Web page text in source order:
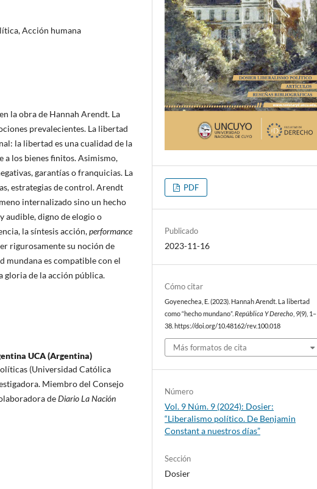
Acción humana
la obra de Hannah Arendt. La
prevalecientes. La libertad
la libertad es una cualidad de la
a los bienes finitos. Asimismo,
garantías o franquicias. La
estrategias de control. Arendt
internalizado sino un hecho
audible, digno de elogio o
la síntesis acción,performance
rigurosamente su noción de
mundana es compatible con el
gloria de la acción pública.
UCA (Argentina)
(Universidad Católica
Miembro del Consejo
deDiario La Nación
PDF
Publicado
2023-11-16
Cómo citar
Goyenechea, E. (2023). Hannah Arendt. La libertad
como “hecho mundano”.República Y Derecho 9(9), 1–
38. https://doi.org/10.48162/rev.100.018
Más formatos de cita
Número
Vol. 9 Núm. 9 (2024): Dosier:
“Liberalismo político. De Benjamin
Constant a nuestros días”
Sección
Dosier